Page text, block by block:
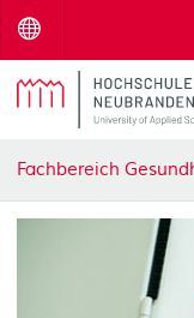
Fachbereich